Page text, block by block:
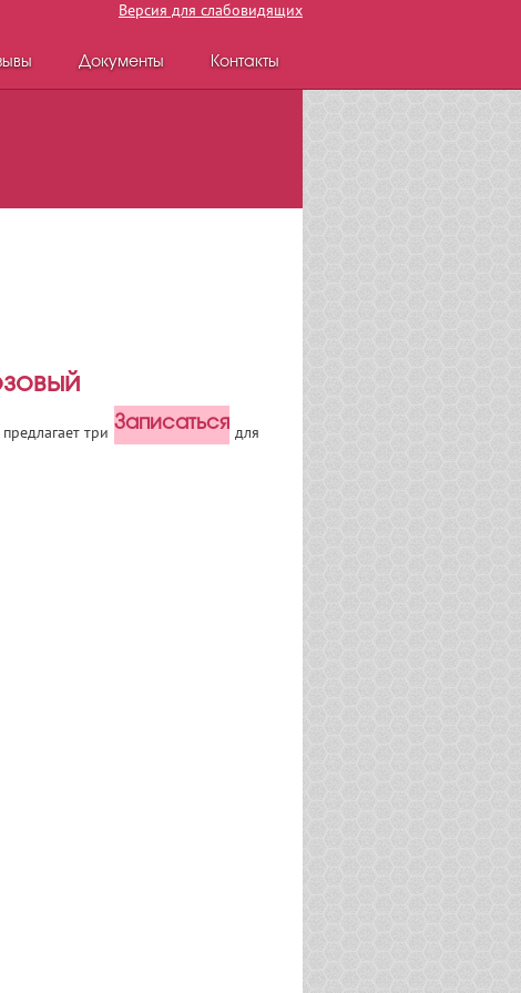
Версия для слабовидящих
Документы Контакты
три новых тона Лака для
Записаться